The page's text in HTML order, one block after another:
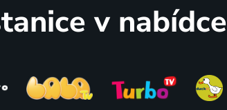
v nabídce